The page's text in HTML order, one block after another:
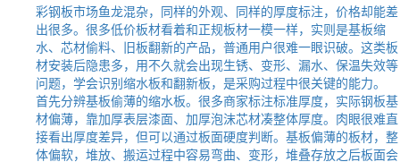
彩钢板市场鱼龙混杂，同样的外观、同样的厚度标注，价格却能差
出很多。很多低价板材看着和正规板材一模一样，实则是基板缩
水、芯材偷料、旧板翻新的产品，普通用户很难一眼识破。这类板
材安装后隐患多，用不久就会出现生锈、变形、漏水、保温失效等
问题，学会识别缩水板和翻新板，是采购过程中很关键的能力。
首先分辨基板偷薄的缩水板。很多商家标注标准厚度，实际钢板基
材偏薄，靠加厚表层漆面、加厚泡沫芯材凑整体厚度。肉眼很难直
接看出厚度差异，但可以通过板面硬度判断。基板偏薄的板材，整
体偏软，堆放、搬运过程中容易弯曲、变形，堆叠存放之后板面会